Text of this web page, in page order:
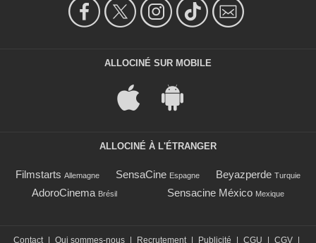
ALLOCINÉ SUR MOBILE
ALLOCINÉ À L'ÉTRANGER
Filmstarts Allemagne SensaCine Espagne Beyazperde Turquie
AdoroCinema Brésil Sensacine México Mexique
Contact | Qui sommes-nous | Recrutement | Publicité | CGU | CGV |